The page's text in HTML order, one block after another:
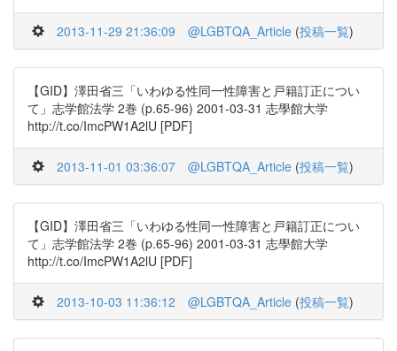
2013-11-29 21:36:09 @LGBTQA_Article (投稿一覧)
【GID】澤田省三「いわゆる性同一性障害と戸籍訂正につい
て」志学館法学 2巻 (p.65-96) 2001-03-31 志學館大学
http://t.co/ImcPW1A2lU [PDF]
2013-11-01 03:36:07 @LGBTQA_Article (投稿一覧)
【GID】澤田省三「いわゆる性同一性障害と戸籍訂正につい
て」志学館法学 2巻 (p.65-96) 2001-03-31 志學館大学
http://t.co/ImcPW1A2lU [PDF]
2013-10-03 11:36:12 @LGBTQA_Article (投稿一覧)